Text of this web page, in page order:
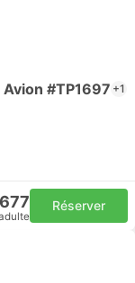
#TP1697 +1
Réserver